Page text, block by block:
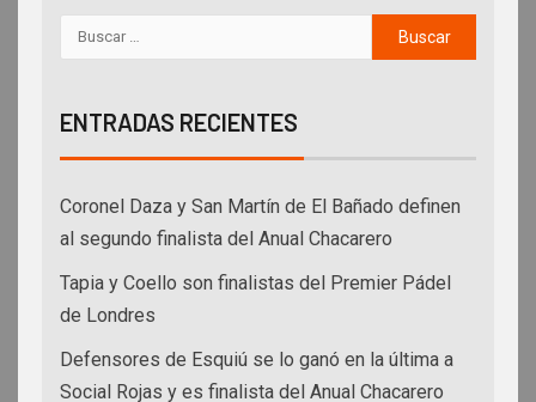
ENTRADAS RECIENTES
Coronel Daza y San Martín de El Bañado definen
al segundo finalista del Anual Chacarero
Tapia y Coello son finalistas del Premier Pádel
de Londres
Defensores de Esquiú se lo ganó en la última a
Social Rojas y es finalista del Anual Chacarero